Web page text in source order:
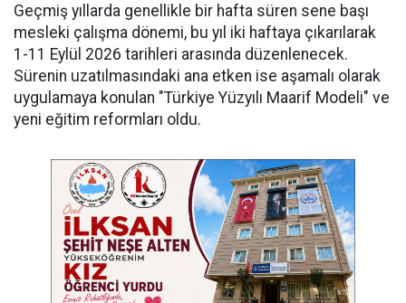
Geçmiş yıllarda genellikle bir hafta süren sene başı
mesleki çalışma dönemi, bu yıl iki haftaya çıkarılarak
1-11 Eylül 2026 tarihleri arasında düzenlenecek.
Sürenin uzatılmasındaki ana etken ise aşamalı olarak
uygulamaya konulan "Türkiye Yüzyılı Maarif Modeli" ve
yeni eğitim reformları oldu.